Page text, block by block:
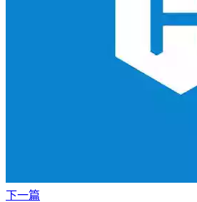
下一篇